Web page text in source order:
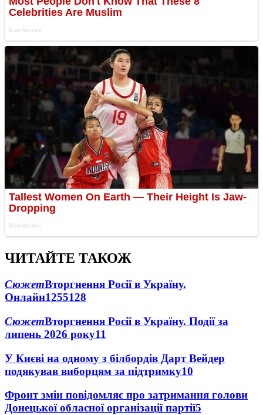
ЧИТАЙТЕ ТАКОЖ
СюжетВторгнення Росії в Україну.
Онлайн1255128
СюжетВторгнення Росії в Україну. Події за
липень 2026 року11
У Києві на одному з білбордів Дарт Вейдер
подякував виборцям за підтримку10
Фронт змін повідомляє про затримання голови
Донецької обласної організації партії5